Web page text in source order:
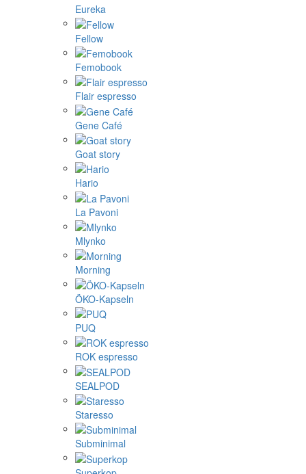
Eureka
Fellow
Femobook
Flair espresso
Gene Café
Goat story
Hario
La Pavoni
Mlynko
Morning
ÖKO-Kapseln
PUQ
ROK espresso
SEALPOD
Staresso
Subminimal